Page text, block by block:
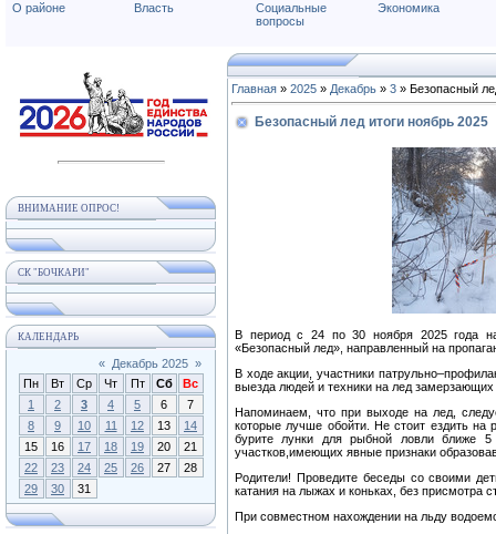
О районе Власть
Социальные
вопросы
Экономика
ВНИМАНИЕ ОПРОС!
СК "БОЧКАРИ"
КАЛЕНДАРЬ
« Декабрь 2025 »
Пн
Вт Ср Чт Пт Сб
Вс
1
2 3 4 5 6
7
8
9 10 11 12 13
14
15
16 17 18 19 20
21
22
23 24 25 26 27
28
29
30 31
Главная » 2025 » Декабрь » 3 » Безопасный
Безопасный лед итоги ноябрь 2025
В период с 24 по 30 ноября 2025 года на
«Безопасный лед», направленный на
В ходе акции, участники
выезда людей и техники на лед
Напоминаем, что при выходе на лед,
которые лучше обойти. Не стоит ездить
бурите лунки для рыбной ловли ближе
участков,имеющих явные признаки
Родители! Проведите беседы со своими
катания на лыжах и коньках, без присмотра
При совместном нахождении на льду